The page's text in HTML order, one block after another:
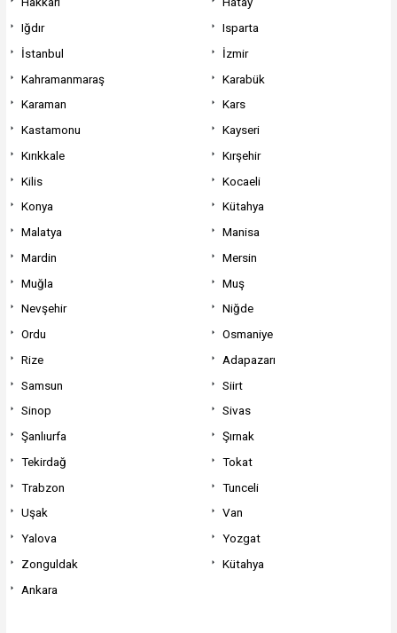
Iğdır
Isparta
İstanbul
İzmir
Kahramanmaraş
Karabük
Karaman
Kars
Kastamonu
Kayseri
Kırıkkale
Kırşehir
Kilis
Kocaeli
Konya
Kütahya
Malatya
Manisa
Mardin
Mersin
Muğla
Muş
Nevşehir
Niğde
Ordu
Osmaniye
Rize
Adapazarı
Samsun
Siirt
Sinop
Sivas
Şanlıurfa
Şırnak
Tekirdağ
Tokat
Trabzon
Tunceli
Uşak
Van
Yalova
Yozgat
Zonguldak
Kütahya
Ankara